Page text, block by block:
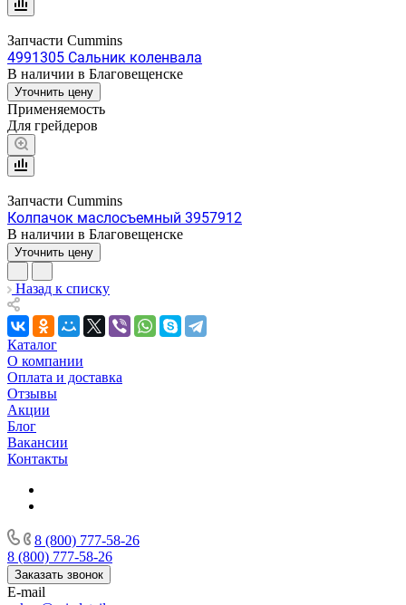
Запчасти Cummins
4991305 Сальник коленвала
В наличии в Благовещенске
Уточнить цену
Применяемость
Для грейдеров
Запчасти Cummins
Колпачок маслосъемный 3957912
В наличии в Благовещенске
Уточнить цену
Назад к списку
Каталог
О компании
Оплата и доставка
Отзывы
Акции
Блог
Вакансии
Контакты
8 (800) 777-58-26
8 (800) 777-58-26
Заказать звонок
E-mail